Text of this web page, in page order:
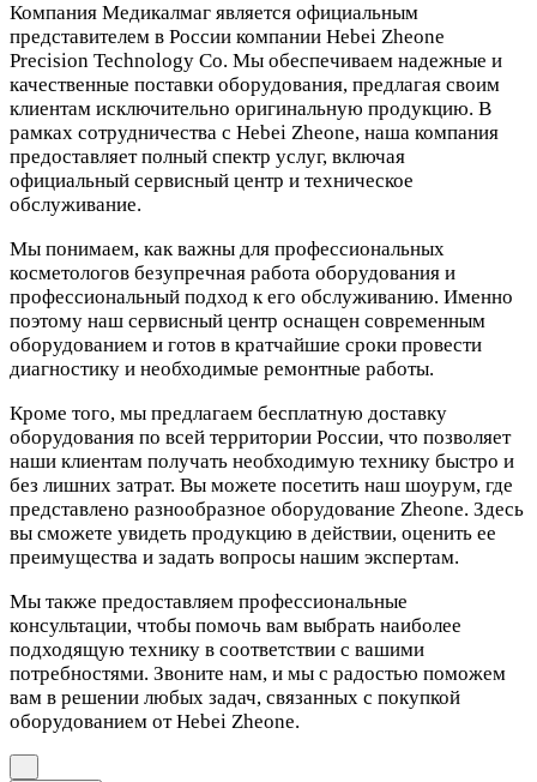
Компания Медикалмаг является официальным
представителем в России компании Hebei Zheone
Precision Technology Co. Мы обеспечиваем надежные и
качественные поставки оборудования, предлагая своим
клиентам исключительно оригинальную продукцию. В
рамках сотрудничества с Hebei Zheone, наша компания
предоставляет полный спектр услуг, включая
официальный сервисный центр и техническое
обслуживание.
Мы понимаем, как важны для профессиональных
косметологов безупречная работа оборудования и
профессиональный подход к его обслуживанию. Именно
поэтому наш сервисный центр оснащен современным
оборудованием и готов в кратчайшие сроки провести
диагностику и необходимые ремонтные работы.
Кроме того, мы предлагаем бесплатную доставку
оборудования по всей территории России, что позволяет
наши клиентам получать необходимую технику быстро и
без лишних затрат. Вы можете посетить наш шоурум, где
представлено разнообразное оборудование Zheone. Здесь
вы сможете увидеть продукцию в действии, оценить ее
преимущества и задать вопросы нашим экспертам.
Мы также предоставляем профессиональные
консультации, чтобы помочь вам выбрать наиболее
подходящую технику в соответствии с вашими
потребностями. Звоните нам, и мы с радостью поможем
вам в решении любых задач, связанных с покупкой
оборудованием от Hebei Zheone.